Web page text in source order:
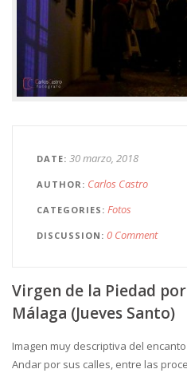
DATE 30 marzo, 2018
AUTHOR Carlos Castro
CATEGORIES Fotos
DISCUSSION 0 Comment
Virgen de la Piedad
Málaga (Jueves Santo)
Imagen muy descriptiva del
Andar por sus calles, entre las